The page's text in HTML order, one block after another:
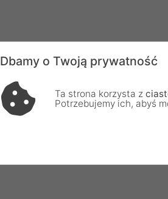
Dbamy o Twoją prywatność
Ta strona korzysta z
Potrzebujemy ich, abyś